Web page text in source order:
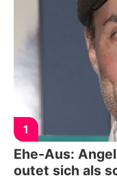
1
Ehe-Aus:
outet sich als